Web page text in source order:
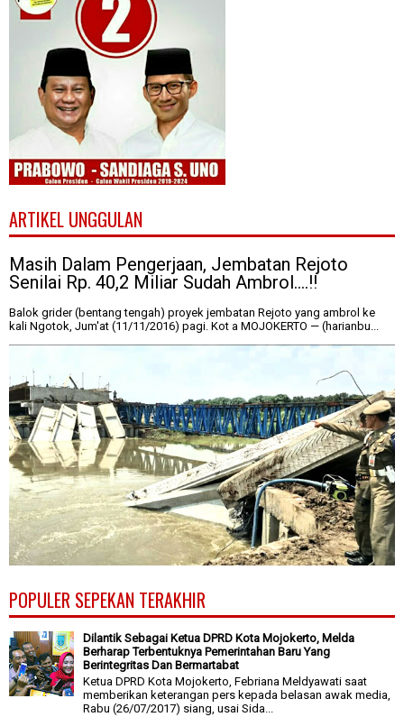
ARTIKEL UNGGULAN
Masih Dalam Pengerjaan, Jembatan Rejoto
Senilai Rp. 40,2 Miliar Sudah Ambrol....!!
Balok grider (bentang tengah) proyek jembatan Rejoto yang ambrol ke
kali Ngotok, Jum'at (11/11/2016) pagi. Kot a MOJOKERTO — (harianbu...
POPULER SEPEKAN TERAKHIR
Dilantik Sebagai Ketua DPRD Kota Mojokerto, Melda
Berharap Terbentuknya Pemerintahan Baru Yang
Berintegritas Dan Bermartabat
Ketua DPRD Kota Mojokerto, Febriana Meldyawati saat
memberikan keterangan pers kepada belasan awak media,
Rabu (26/07/2017) siang, usai Sida...